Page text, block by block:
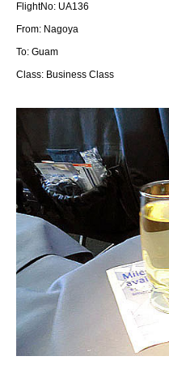
FlightNo: UA136
From: Nagoya
To: Guam
Class: Business Class